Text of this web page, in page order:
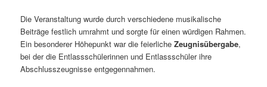
Die Veranstaltung wurde durch verschiedene musikalische
Beiträge festlich umrahmt und sorgte für einen würdigen Rahmen.
Ein besonderer Höhepunkt war die feierlicheZeugnisübergabe,
bei der die Entlassschülerinnen und Entlassschüler ihre
Abschlusszeugnisse entgegennahmen.